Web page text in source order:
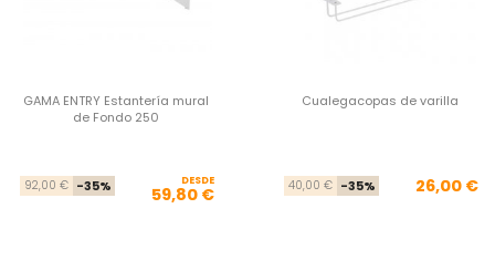
GAMA ENTRY Estantería mural
de Fondo 250
Precio base
92,00 € -35% Precio
DESDE
59,80 €
Cualegacopas de varilla
40,00 € -35% 26,00 €